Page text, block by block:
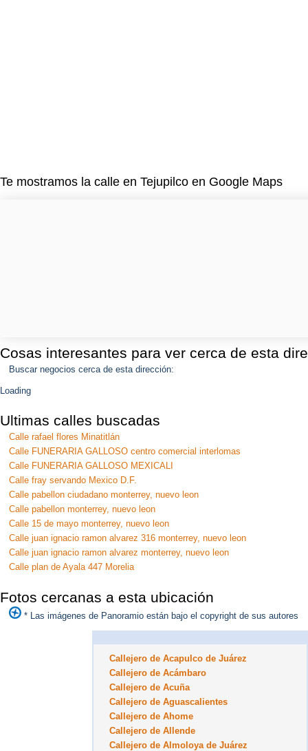
Te mostramos la calle en Tejupilco en Google Maps
Cosas interesantes para ver cerca de esta
Buscar negocios cerca de esta dirección:
Loading
Ultimas calles buscadas
Calle rafael flores Minatitlán
Calle FUNERARIA GALLOSO centro comercial interlomas
Calle FUNERARIA GALLOSO MEXICALI
Calle fray servando Mexico D.F.
Calle pabellon ciudadano monterrey, nuevo leon
Calle pabellon monterrey, nuevo leon
Calle 15 de mayo monterrey, nuevo leon
Calle juan ignacio ramon alvarez 316 monterrey, nuevo leon
Calle juan ignacio ramon alvarez monterrey, nuevo leon
Calle plan de Ayala 447 Morelia
Fotos cercanas a esta ubicación
* Las imágenes de Panoramio están bajo el copyright de sus autores
Callejero de Acapulco de Juárez
Callejero de Acámbaro
Callejero de Acuña
Callejero de Aguascalientes
Callejero de Ahome
Callejero de Allende
Callejero de Almoloya de Juárez